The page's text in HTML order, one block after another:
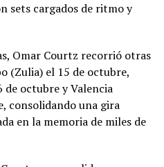
sets cargados de ritmo y
Omar Courtz recorrió otras
(Zulia) el 15 de octubre,
octubre y Valencia
consolidando una gira
en la memoria de miles de